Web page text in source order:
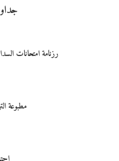
رزنامة امتحانات السداسي
مطبوعة